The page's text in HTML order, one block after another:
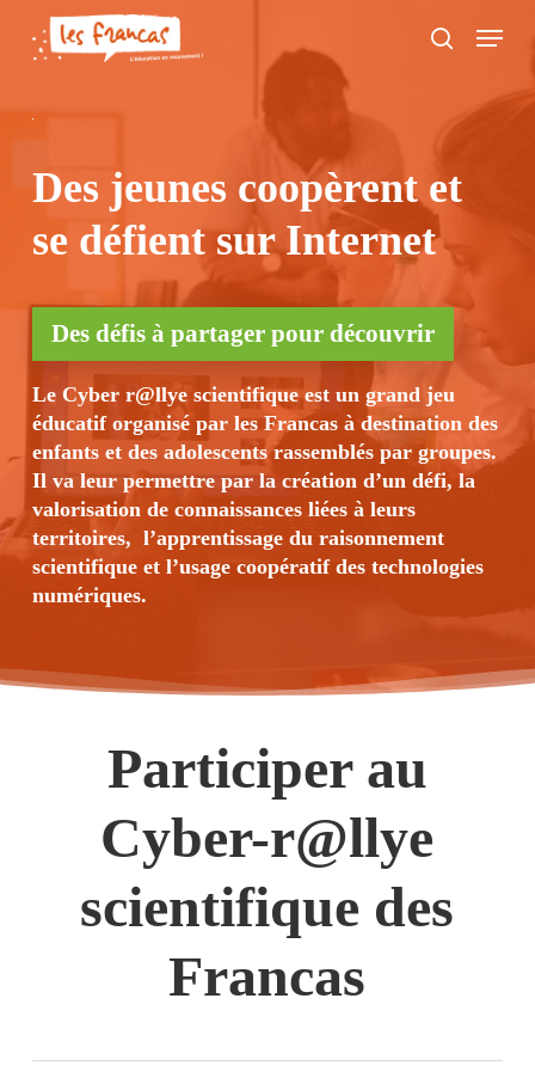
main
search
Menu
Des jeunes coopèrent et
se défient sur Internet
Des défis à partager pour découvrir
Le Cyber r@llye scientifique est un grand jeu
éducatif organisé par les Francas à destination des
enfants et des adolescents rassemblés par groupes.
Il va leur permettre par la création d’un défi, la
valorisation de connaissances liées à leurs
territoires, l’apprentissage du raisonnement
scientifique et l’usage coopératif des technologies
numériques.
Participer au
Cyber-r@llye
scientifique des
Francas
Panneau de gestion des cookies